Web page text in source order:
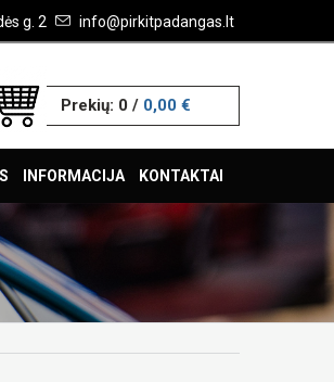
g. 2 info@pirkitpadangas.lt
Prekių: 0/ 0,00 €
INFORMACIJA KONTAKTAI